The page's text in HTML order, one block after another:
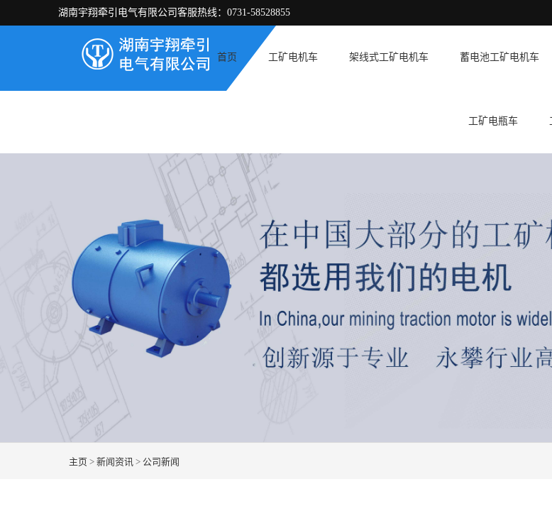
湖南宇翔牵引电气有限公司客服热线：0731-58528855
首页 工矿电机车 架线式工矿电机车 蓄电池工矿电机车
工矿电瓶车
主页 > 新闻资讯 > 公司新闻